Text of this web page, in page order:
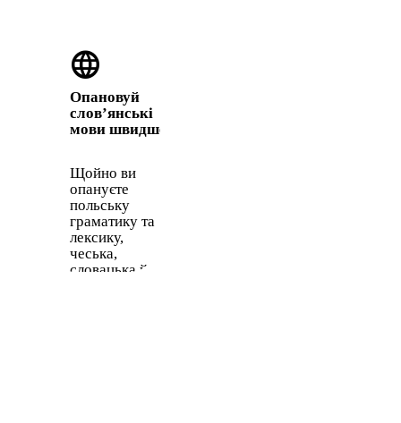
економік ЄС,
а польська
охоплює
Велику
Британію,
Канаду та
Німеччину.
language
Опановуй
слов’янські
мови швидше
Щойно ви
опануєте
польську
граматику та
лексику,
чеська,
словацька й